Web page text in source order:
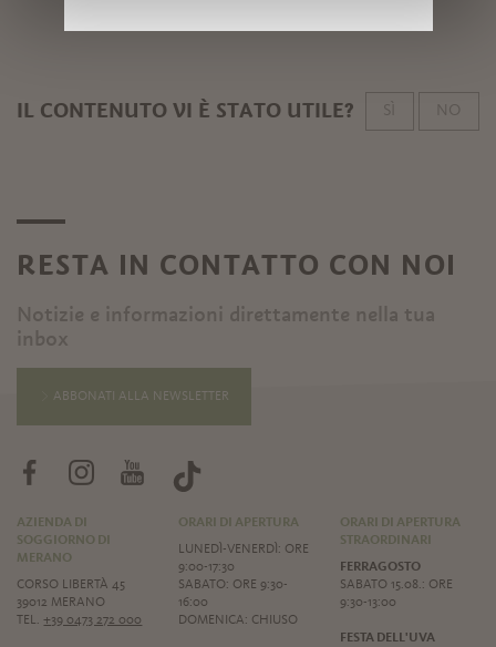
IL CONTENUTO VI È STATO UTILE? SÌ NO
RESTA IN CONTATTO CON NOI
Notizie e informazioni direttamente nella tua
inbox
ABBONATI ALLA NEWSLETTER
AZIENDA DI
SOGGIORNO DI
MERANO
CORSO LIBERTÀ 45
39012 MERANO
TEL.+39 0473 272 000
ORARI DI APERTURA
LUNEDÌ-VENERDÌ: ORE
9:00-17:30
SABATO: ORE 9:30-
16:00
DOMENICA: CHIUSO
ORARI DI APERTURA
STRAORDINARI
FERRAGOSTO
SABATO 15.08.: ORE
9:30-13:00
FESTA DELL'UVA